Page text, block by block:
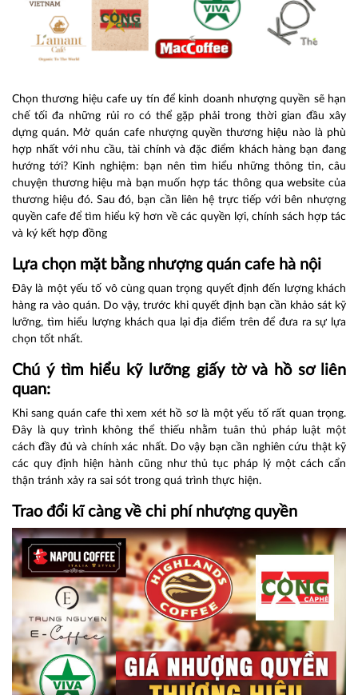
Chọn thương hiệu cafe uy tín để kinh doanh nhượng quyền sẽ hạn
chế tối đa những rủi ro có thể gặp phải trong thời gian đầu xây
dựng quán. Mở quán cafe nhượng quyền thương hiệu nào là phù
hợp nhất với nhu cầu, tài chính và đặc điểm khách hàng bạn đang
hướng tới? Kinh nghiệm: bạn nên tìm hiểu những thông tin, câu
chuyện thương hiệu mà bạn muốn hợp tác thông qua website của
thương hiệu đó. Sau đó, bạn cần liên hệ trực tiếp với bên nhượng
quyền cafe để tìm hiểu kỹ hơn về các quyền lợi, chính sách hợp tác
và ký kết hợp đồng
Lựa chọn mặt bằng nhượng quán cafe hà nội
Đây là một yếu tố vô cùng quan trọng quyết định đến lượng khách
hàng ra vào quán. Do vậy, trước khi quyết định bạn cần khảo sát kỹ
lưỡng, tìm hiểu lượng khách qua lại địa điểm trên để đưa ra sự lựa
chọn tốt nhất.
Chú ý tìm hiểu kỹ lưỡng giấy tờ và hồ sơ liên
quan:
Khi sang quán cafe thì xem xét hồ sơ là một yếu tố rất quan trọng.
Đây là quy trình không thể thiếu nhằm tuân thủ pháp luật một
cách đầy đủ và chính xác nhất. Do vậy bạn cần nghiên cứu thật kỹ
các quy định hiện hành cũng như thủ tục pháp lý một cách cẩn
thận tránh xảy ra sai sót trong quá trình thực hiện.
Trao đổi kĩ càng về chi phí nhượng quyền